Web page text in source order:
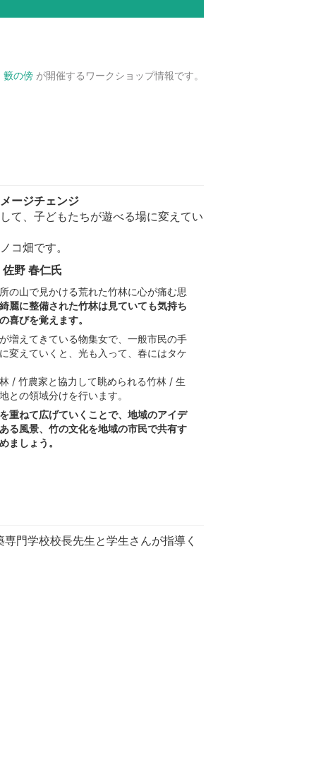
籔の傍が開催するワークショップ情報です。
ージチェンジ
て、子どもたちが遊べる場に変えてい
コ畑です。
野 春仁氏
の山で見かける荒れた竹林に心が痛む思
麗に整備された竹林は見ていても気持ち
喜びを覚えます。
増えてきている物集女で、一般市民の手
変えていくと、光も入って、春にはタケ
/ 竹農家と協力して眺められる竹林 / 生
との領域分けを行います。
重ねて広げていくことで、地域のアイデ
る風景、竹の文化を地域の市民で共有す
ましょう。
門学校校長先生と学生さんが指導く